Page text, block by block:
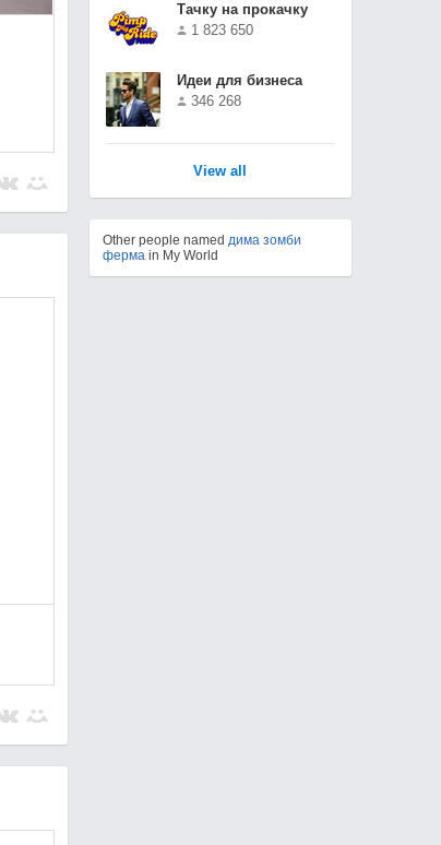
Тачку на прокачку
1 823 650
Идеи для бизнеса
346 268
View all
Other people named дима зомби
фермаin My World